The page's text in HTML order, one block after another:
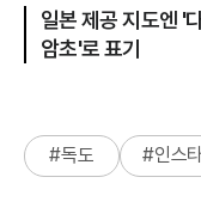
일본 제공 지도엔 '
암초'로 표기
#독도 #인스